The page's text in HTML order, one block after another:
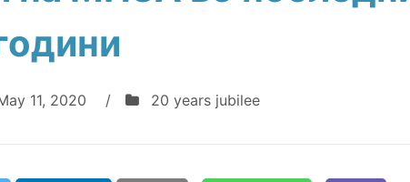
11, 2020 / 20 years jubilee